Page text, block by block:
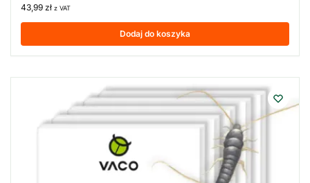
43,99 zł z VAT
Dodaj do koszyka